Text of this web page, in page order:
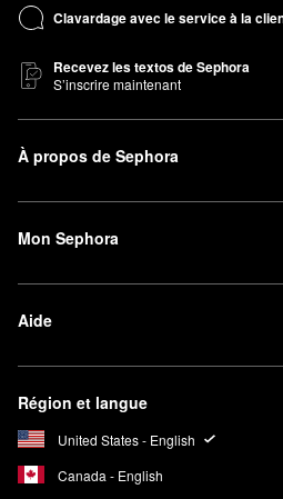
Clavardage avec le service à la
Recevez les textos de Sephora
S’inscrire maintenant
À propos de Sephora
Mon Sephora
Aide
Région et langue
United States - English
Canada - English